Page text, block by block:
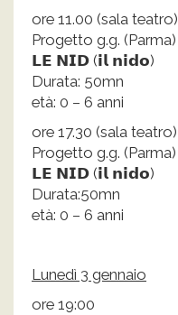
ore 11.00 (sala teatro)
Progetto g.g. (Parma)
𝗟𝗘 𝗡𝗜𝗗 (𝗶𝗹 𝗻𝗶𝗱𝗼)
Durata: 50mn
età: 0 – 6 anni
ore 17.30 (sala teatro)
Progetto g.g. (Parma)
𝗟𝗘 𝗡𝗜𝗗 (𝗶𝗹 𝗻𝗶𝗱𝗼)
Durata:50mn
età: 0 – 6 anni
Lunedì 3 gennaio
ore 19:00